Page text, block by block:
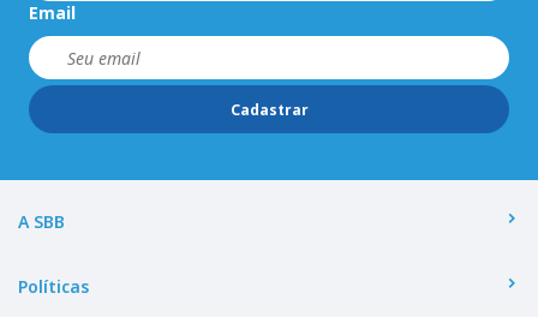
Email
Cadastrar
A SBB
Políticas